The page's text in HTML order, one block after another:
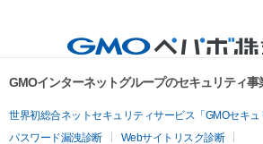
GMOインターネットグループのセキュリティ事
世界初総合ネットセキュリティサービス「GMOセキュ
パスワード漏洩診断
Webサイトリスク診断